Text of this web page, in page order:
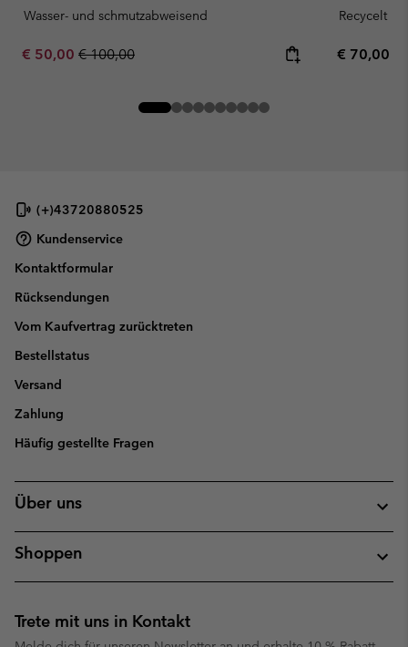
Wasser- und schmutzabweisend
Sale price:
€ 50,00 Regular price:
€ 100,00
Recycelt
Regular
€ 70,00
(+)43720880525
Kundenservice
Kontaktformular
Rücksendungen
Vom Kaufvertrag zurücktreten
Bestellstatus
Versand
Zahlung
Häufig gestellte Fragen
Über uns
Shoppen
Trete mit uns in Kontakt